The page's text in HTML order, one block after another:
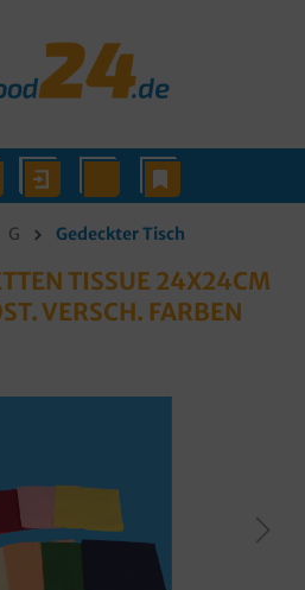
G Gedeckter Tisch
TISSUE 24X24CM
VERSCH. FARBEN